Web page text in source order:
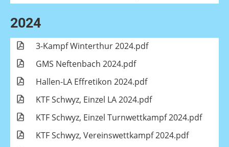
2024
3-Kampf Winterthur 2024.pdf
GMS Neftenbach 2024.pdf
Hallen-LA Effretikon 2024.pdf
KTF Schwyz, Einzel LA 2024.pdf
KTF Schwyz, Einzel Turnwettkampf 2024.pdf
KTF Schwyz, Vereinswettkampf 2024.pdf